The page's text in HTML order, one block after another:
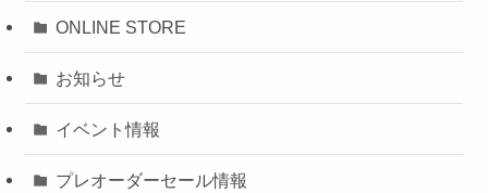
ONLINE STORE
お知らせ
イベント情報
プレオーダーセール情報